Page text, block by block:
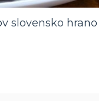
slovensko hrano